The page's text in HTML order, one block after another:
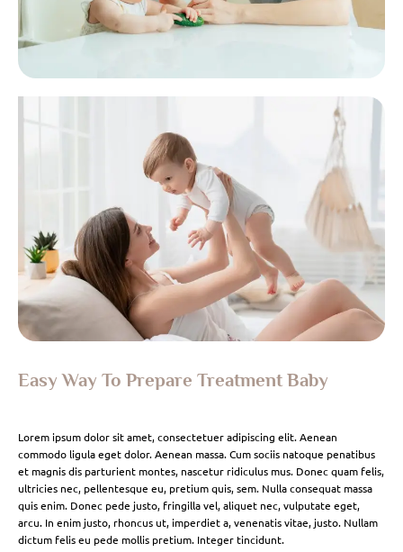
Easy Way To Prepare Treatment Baby
Lorem ipsum dolor sit amet, consectetuer adipiscing elit. Aenean
commodo ligula eget dolor. Aenean massa. Cum sociis natoque penatibus
et magnis dis parturient montes, nascetur ridiculus mus. Donec quam felis,
ultricies nec, pellentesque eu, pretium quis, sem. Nulla consequat massa
quis enim. Donec pede justo, fringilla vel, aliquet nec, vulputate eget,
arcu. In enim justo, rhoncus ut, imperdiet a, venenatis vitae, justo. Nullam
dictum felis eu pede mollis pretium. Integer tincidunt.